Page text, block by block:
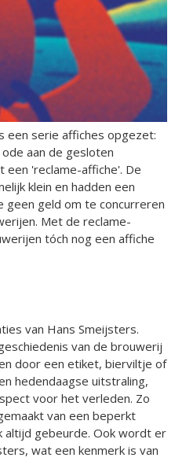
een serie affiches opgezet:
aan de gesloten
een 'reclame-affiche'. De
klein en hadden een
geen geld om te concurreren
Met de reclame-
tóch nog een affiche
van Hans Smeijsters.
van de brouwerij
door een etiket, bierviltje of
hedendaagse uitstraling,
voor het verleden. Zo
van een beperkt
altijd gebeurde. Ook wordt er
wat een kenmerk is van